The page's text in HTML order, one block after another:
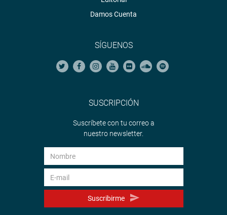
Damos Cuenta
SÍGUENOS
SUSCRIPCIÓN
Suscríbete con tu correo a
nuestro newsletter.
Suscribirme